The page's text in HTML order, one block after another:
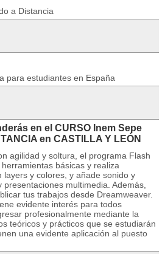
a Distancia
para estudiantes en España
en el CURSO Inem Sepe
en CASTILLA Y LEÓN
agilidad y soltura, el programa Flash
básicas y realiza
layers y colores, y añade sonido y
multimedia. Además,
tus trabajos desde Dreamweaver.
evidente interés para todos
profesionalmente mediante la
teóricos y prácticos que se estudiarán
una evidente aplicación al puesto